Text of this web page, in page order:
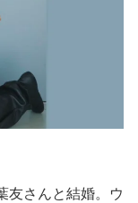
友さんと結婚。ウ